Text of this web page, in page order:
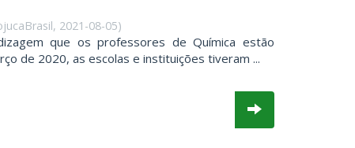
, 2021-08-05)
que os professores de Química estão
de 2020, as escolas e instituições tiveram ...